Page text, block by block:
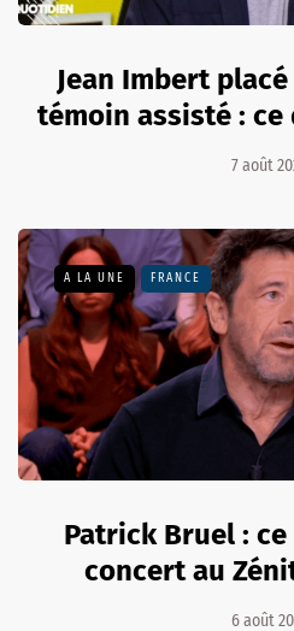
Jean Imbert
témoin assisté : ce
7 août
A LA UNE FRANCE
Patrick Bruel :
concert au
6 août